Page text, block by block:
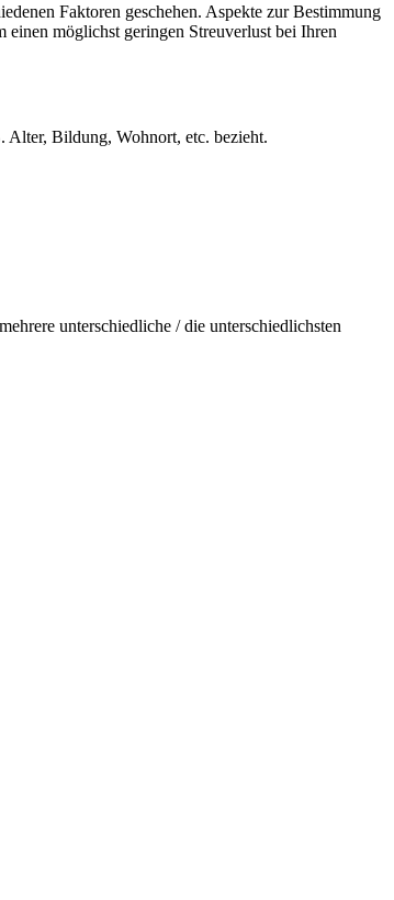
Faktoren geschehen. Aspekte zur Bestimmung
möglichst geringen Streuverlust bei Ihren
Alter, Bildung, Wohnort, etc. bezieht.
unterschiedliche / die unterschiedlichsten